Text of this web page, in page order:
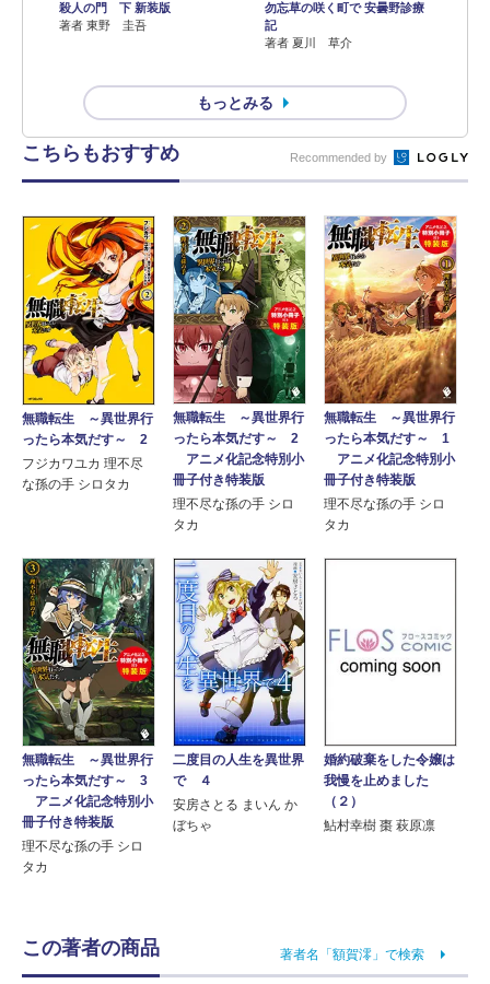
殺人の門 下 新装版
著者 東野 圭吾
勿忘草の咲く町で 安曇野診療
記
著者 夏川 草介
もっとみる
こちらもおすすめ Recommended by
無職転生 ～異世界行
ったら本気だす～ 2
フジカワユカ 理不尽
な孫の手 シロタカ
無職転生 ～異世界行
ったら本気だす～ 2
アニメ化記念特別小
冊子付き特装版
理不尽な孫の手 シロ
タカ
無職転生 ～異世界行
ったら本気だす～ 1
アニメ化記念特別小
冊子付き特装版
理不尽な孫の手 シロ
タカ
無職転生 ～異世界行
ったら本気だす～ 3
アニメ化記念特別小
冊子付き特装版
理不尽な孫の手 シロ
タカ
二度目の人生を異世界
で ４
安房さとる まいん か
ぼちゃ
婚約破棄をした令嬢は
我慢を止めました
（２）
鮎村幸樹 棗 萩原凛
この著者の商品 著者名「額賀澪」で検索